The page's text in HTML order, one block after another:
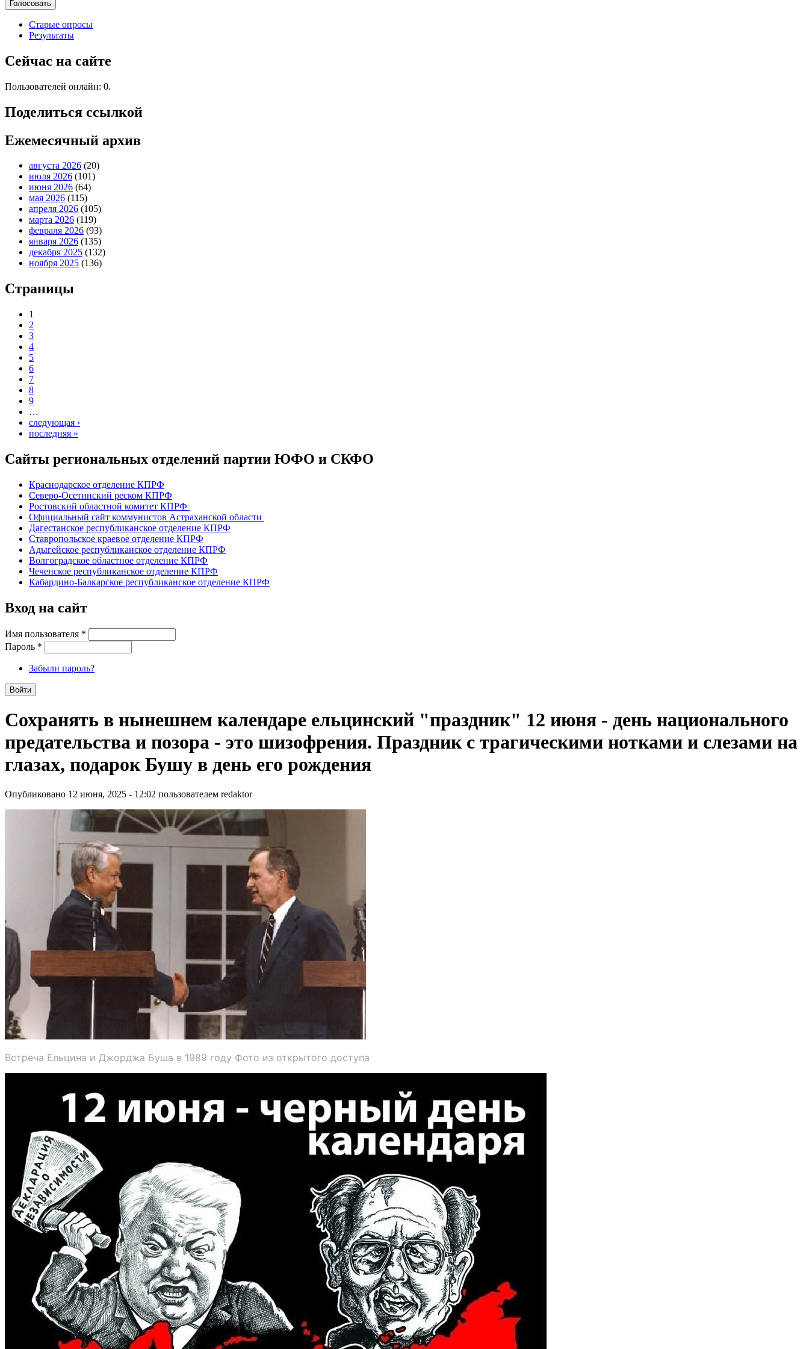
Старые опросы
Результаты
Сейчас на сайте
Пользователей онлайн: 0.
Поделиться ссылкой
Ежемесячный архив
августа 2026 (20)
июля 2026 (101)
июня 2026 (64)
мая 2026 (115)
апреля 2026 (105)
марта 2026 (119)
февраля 2026 (93)
января 2026 (135)
декабря 2025 (132)
ноября 2025 (136)
Страницы
1
2
3
4
5
6
7
8
9
…
следующая ›
последняя »
Сайты региональных отделений партии ЮФО и СКФО
Краснодарское отделение КПРФ
Северо-Осетинский реском КПРФ
Ростовский областной комитет КПРФ
Официальный сайт коммунистов Астраханской области
Дагестанское республиканское отделение КПРФ
Ставропольское краевое отделение КПРФ
Адыгейское республиканское отделение КПРФ
Волгоградское областное отделение КПРФ
Чеченское республиканское отделение КПРФ
Кабардино-Балкарское республиканское отделение КПРФ
Вход на сайт
Имя пользователя *
Пароль *
Забыли пароль?
Сохранять в нынешнем календаре ельцинский "праздник" 12 июня - день национального
предательства и позора - это шизофрения. Праздник с трагическими нотками и слезами на
глазах, подарок Бушу в день его рождения
Опубликовано 12 июня, 2025 - 12:02 пользователем redaktor
Встреча Ельцина и Джорджа Буша в 1989 году Фото из открытого доступа